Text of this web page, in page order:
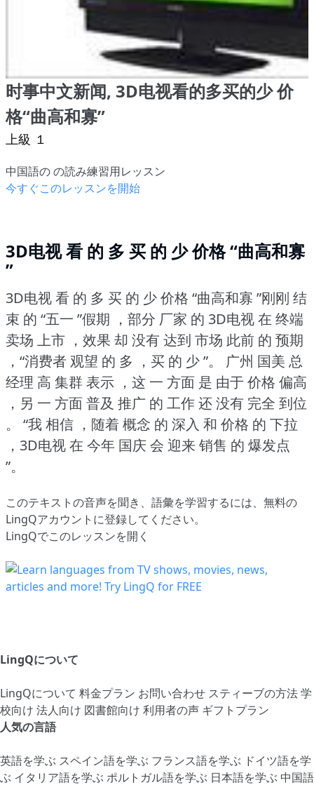
时事中文新闻, 3D电视看的多买的少 价
格“曲高和寡”
上級 １
中国語の の読み練習用レッスン
今すぐこのレッスンを開始
3D电视 看 的 多 买 的 少 价格 “曲高和寡
”
3D电视 看 的 多 买 的 少 价格 “曲高和寡 ”刚刚 结
束 的 “五一 ”假期 ，部分 厂家 的 3D电视 在 终端
卖场 上市 ，效果 却 没有 达到 市场 此前 的 预期
，“消费者 观望 的 多 ，买 的 少 ”。
广州 国美 总
经理 高 集群 表示 ，这 一 方面 是 由于 价格 偏高
，另 一 方面 普及 推广 的 工作 还 没有 完全 到位
。
“我 相信 ，随着 概念 的 深入 和 价格 的 下拉
，3D电视 在 今年 国庆 会 迎来 销售 的 爆发点
”。
このテキストの音声を聞き、語彙を学習するには、 無料の
LingQアカウントに登録してください。
LingQでこのレッスンを開く
LingQについて
LingQについて 料金プラン お問い合わせ スティーブの方法学
校向け 法人向け 図書館向け 利用者の声 ギフトプラン
人気の言語
英語を学ぶ スペイン語を学ぶ フランス語を学ぶ ドイツ語を学
ぶ イタリア語を学ぶ ポルトガル語を学ぶ 日本語を学ぶ 中国語